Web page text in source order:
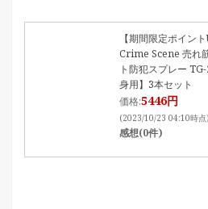
【期間限定ポイント
Crime Scene 売れ
ト防犯スプレー
身用】3本セット
価格:5446円
(2023/10/23 04:10時点)
感想(0件)